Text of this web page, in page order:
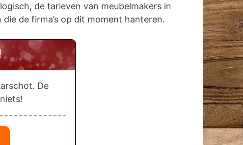
de tarieven van meubelmakers in
de firma’s op dit moment hanteren.
De